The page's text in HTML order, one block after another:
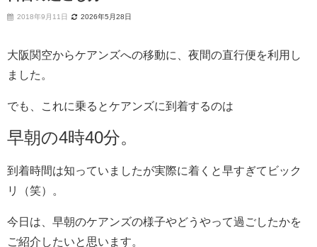
2018年9月11日 2026年5月28日
大阪関空からケアンズへの移動に、夜間の直行便を利用し
ました。
でも、これに乗るとケアンズに到着するのは
早朝の4時40分。
到着時間は知っていましたが実際に着くと早すぎてビック
リ（笑）。
今日は、早朝のケアンズの様子やどうやって過ごしたかを
ご紹介したいと思います。